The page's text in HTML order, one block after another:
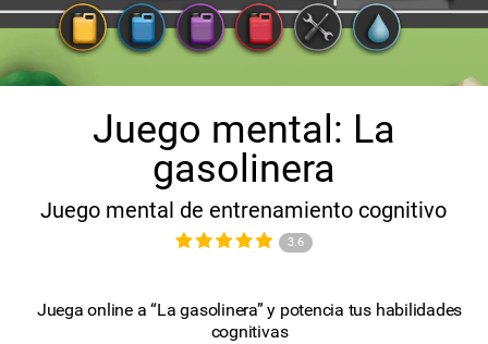
Juego mental: La
gasolinera
Juego mental de entrenamiento cognitivo
3.6
Juega online a “La gasolinera” y potencia tus habilidades
cognitivas